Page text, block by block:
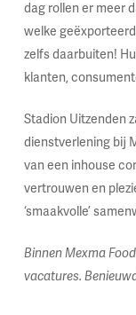
dag rollen er meer
welke
zelfs daarbuiten!
klanten,
Stadion Uitzenden
dienstverlening bij
van een inhouse
vertrouwen en
‘smaakvolle’
Binnen Mexma
vacatures.